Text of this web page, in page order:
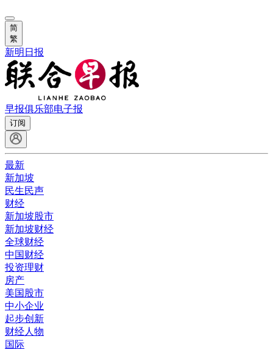
简
繁
新明日报
早报俱乐部电子报
订阅
最新
新加坡
民生民声
财经
新加坡股市
新加坡财经
全球财经
中国财经
投资理财
房产
美国股市
中小企业
起步创新
财经人物
国际